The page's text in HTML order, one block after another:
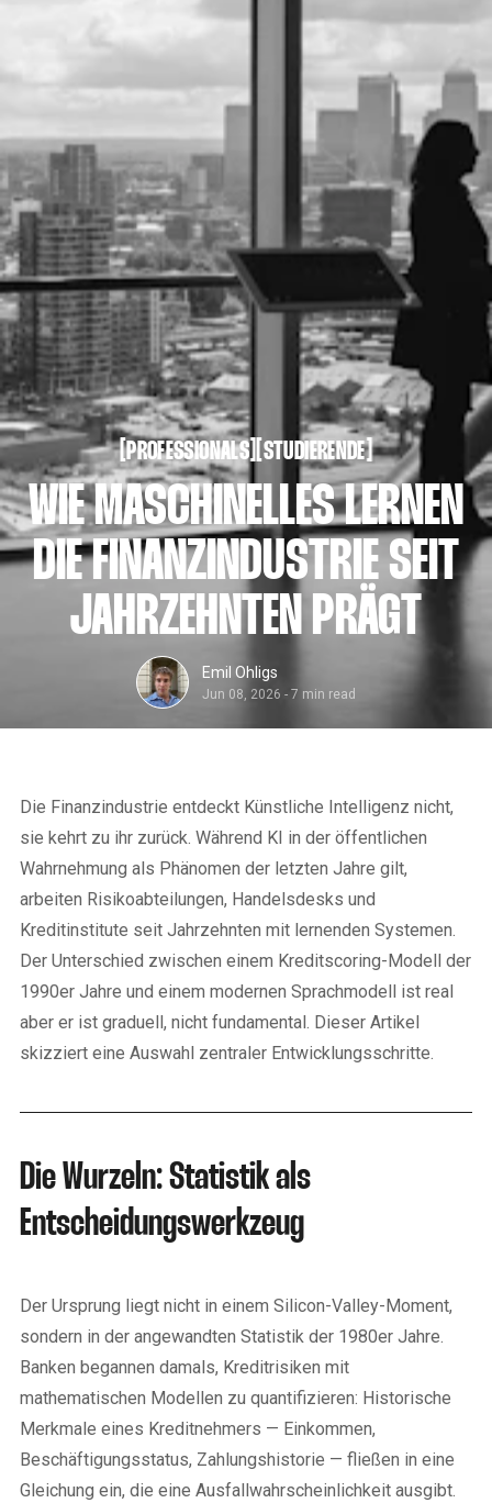
[PROFESSIONALS
PROFESSIONALS
STUDIERENDE
STUDIERENDE
[
WIE MASCHINELLES LERNEN
DIE FINANZINDUSTRIE SEIT
JAHRZEHNTEN PRÄGT
Emil Ohligs
Jun 08, 2026 - 7 min read
Die Finanzindustrie entdeckt Künstliche Intelligenz nicht,
sie kehrt zu ihr zurück. Während KI in der öffentlichen
Wahrnehmung als Phänomen der letzten Jahre gilt,
arbeiten Risikoabteilungen, Handelsdesks und
Kreditinstitute seit Jahrzehnten mit lernenden Systemen.
Der Unterschied zwischen einem Kreditscoring-Modell der
1990er Jahre und einem modernen Sprachmodell ist real
aber er ist graduell, nicht fundamental. Dieser Artikel
skizziert eine Auswahl zentraler Entwicklungsschritte.
Die Wurzeln: Statistik als
Entscheidungswerkzeug
Der Ursprung liegt nicht in einem Silicon-Valley-Moment,
sondern in der angewandten Statistik der 1980er Jahre.
Banken begannen damals, Kreditrisiken mit
mathematischen Modellen zu quantifizieren: Historische
Merkmale eines Kreditnehmers — Einkommen,
Beschäftigungsstatus, Zahlungshistorie — fließen in eine
Gleichung ein, die eine Ausfallwahrscheinlichkeit ausgibt.